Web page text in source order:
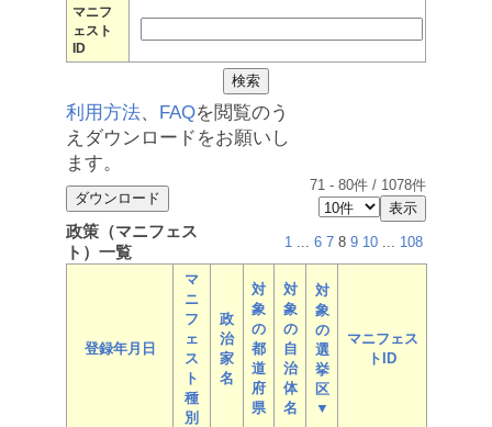
マニフ
ェスト
ID
利用方法、 FAQを閲覧のう
えダウンロードをお願いし
ます。
71 - 80件 / 1078件
政策（マニフェス
ト）一覧
1 ... 6 7 8 9 10 ... 108
登録年月日
マ
ニ
フ
ェ
ス
ト
種
別
政
治
家
名
対
象
の
都
道
府
県
対
象
の
自
治
体
名
対
象
の
選
挙
区
▼
マニフェス
トID